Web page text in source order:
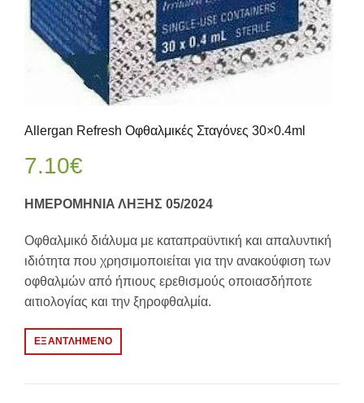
Allergan Refresh Οφθαλμικές Σταγόνες 30×0.4ml
7.10€
ΗΜΕΡΟΜΗΝΙΑ ΛΗΞΗΣ 05/2024
Oφθαλμικό διάλυμα με καταπραϋντική και απαλυντική
ιδιότητα που χρησιμοποιείται για την ανακούφιση των
οφθαλμών από ήπιους ερεθισμούς οποιασδήποτε
αιτιολογίας και την ξηροφθαλμία.
ΕΞΑΝΤΛΗΜΈΝΟ